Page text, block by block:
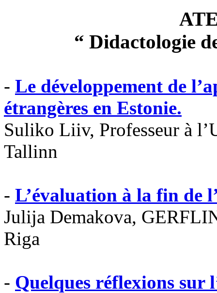
“ Didactologie
- Le développement de
étrangères en Estonie.
Suliko Liiv, Professeur à
Tallinn
- L’évaluation à la fin de
Julija Demakova,
Riga
- Quelques réflexions sur